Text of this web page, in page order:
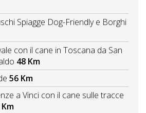
Spiagge Dog-Friendly e Borghi
con il cane in Toscana da San
48 Km
56 Km
a Vinci con il cane sulle tracce